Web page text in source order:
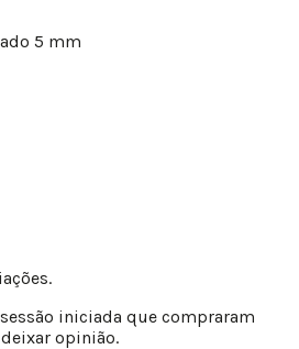
5 mm
iniciada que compraram
opinião.